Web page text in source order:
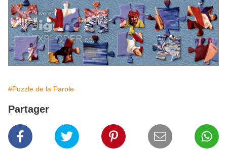
#Puzzle de la Parole
Partager